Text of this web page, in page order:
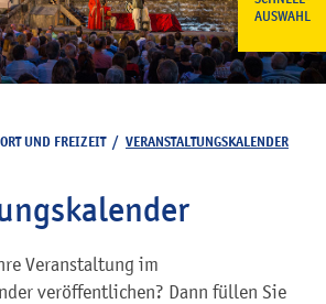
AUSWAHL
UND FREIZEIT/ VERANSTALTUNGSKALENDER
Veranstaltung im
veröffentlichen? Dann füllen Sie